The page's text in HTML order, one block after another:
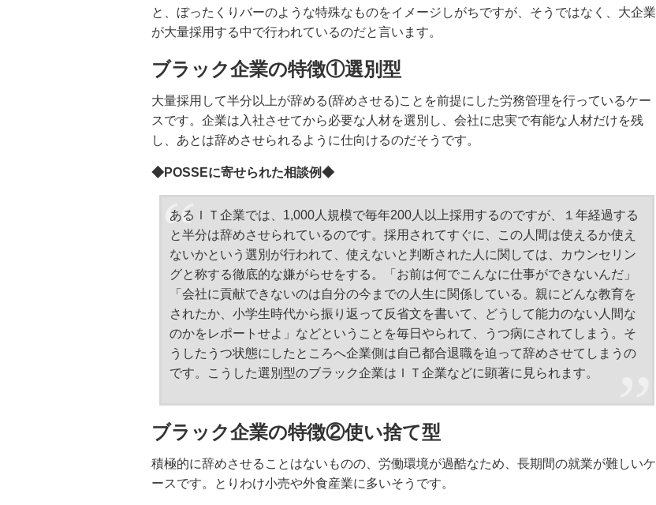
と、ぼったくりバーのような特殊なものをイメージしがちですが、そうではなく、大企業
が大量採用する中で行われているのだと言います。
ブラック企業の特徴①選別型
大量採用して半分以上が辞める(辞めさせる)ことを前提にした労務管理を行っているケー
スです。企業は入社させてから必要な人材を選別し、会社に忠実で有能な人材だけを残
し、あとは辞めさせられるように仕向けるのだそうです。
◆POSSEに寄せられた相談例◆
あるＩＴ企業では、1,000人規模で毎年200人以上採用するのですが、１年経過する
と半分は辞めさせられているのです。採用されてすぐに、この人間は使えるか使え
ないかという選別が行われて、使えないと判断された人に関しては、カウンセリン
グと称する徹底的な嫌がらせをする。「お前は何でこんなに仕事ができないんだ」
「会社に貢献できないのは自分の今までの人生に関係している。親にどんな教育を
されたか、小学生時代から振り返って反省文を書いて、どうして能力のない人間な
のかをレポートせよ」などということを毎日やられて、うつ病にされてしまう。そ
うしたうつ状態にしたところへ企業側は自己都合退職を迫って辞めさせてしまうの
です。こうした選別型のブラック企業はＩＴ企業などに顕著に見られます。
ブラック企業の特徴②使い捨て型
積極的に辞めさせることはないものの、労働環境が過酷なため、長期間の就業が難しいケ
ースです。とりわけ小売や外食産業に多いそうです。